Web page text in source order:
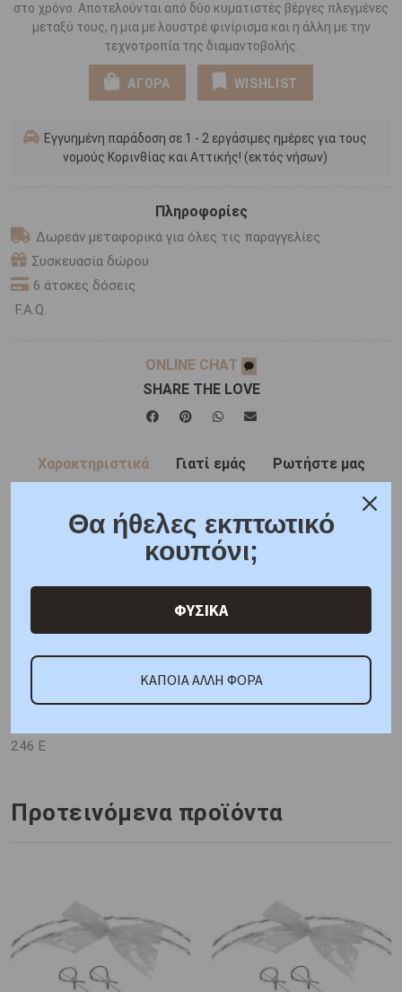
στο χρόνο. Αποτελούνται από δύο κυματιστές βέργες πλεγμένες
μεταξύ τους, η μια με λουστρέ φινίρισμα και η άλλη με την
τεχνοτροπία της διαμαντοβολής.
ΑΓΟΡΑ WISHLIST
Εγγυημένη παράδοση σε 1 - 2 εργάσιμες ημέρες για τους
νομούς Κορινθίας και Αττικής! (εκτός νήσων)
Πληροφορίες
Δωρεάν μεταφορικά για όλες τις παραγγελίες
Συσκευασία δώρου
6 άτοκες δόσεις
F.A.Q.
ONLINE CHAT
SHARE THE LOVE
Χαρακτηριστικά Γιατί εμάς Ρωτήστε μας
Τα στέφανα διατίθενται σε πολυτελές κουτί και
συνοδεύονται από 2 καρφίτσες για το πέτο.
ΚΑΤΟΠΙΝ ΠΑΡΑΓΓΕΛΙΑΣ
Μέταλλο : Επάργυρα
Φινίρισμα : Λουστρέ / Διαμαντοβολή
246 E
Προτεινόμενα προϊόντα
Θα ήθελες εκπτωτικό
κουπόνι;
ΦΥΣΙΚΑ
ΚΑΠΟΙΑ ΑΛΛΗ ΦΟΡΑ